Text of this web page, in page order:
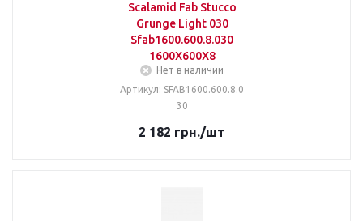
Scalamid Fab Stucco
Grunge Light 030
Sfab1600.600.8.030
1600X600X8
Нет в наличии
Артикул: SFAB1600.600.8.0
30
2 182 грн./шт